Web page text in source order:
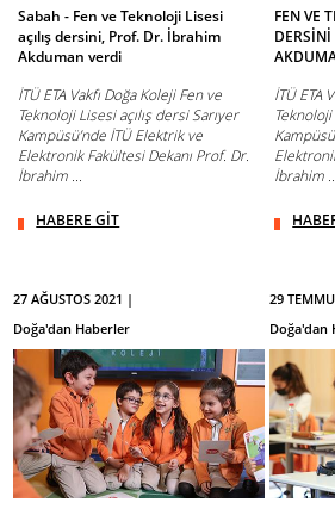
Sabah - Fen ve Teknoloji Lisesi
açılış dersini, Prof. Dr. İbrahim
Akduman verdi
İTÜ ETA Vakfı Doğa Koleji Fen ve
Teknoloji Lisesi açılış dersi Sarıyer
Kampüsü’nde İTÜ Elektrik ve
Elektronik Fakültesi Dekanı Prof. Dr.
İbrahim ...
HABERE GİT
FEN VE
İTÜ ETA
Teknoloji
İbrahim
27 AĞUSTOS 2021 |
Doğa'dan Haberler
29
Doğa'dan